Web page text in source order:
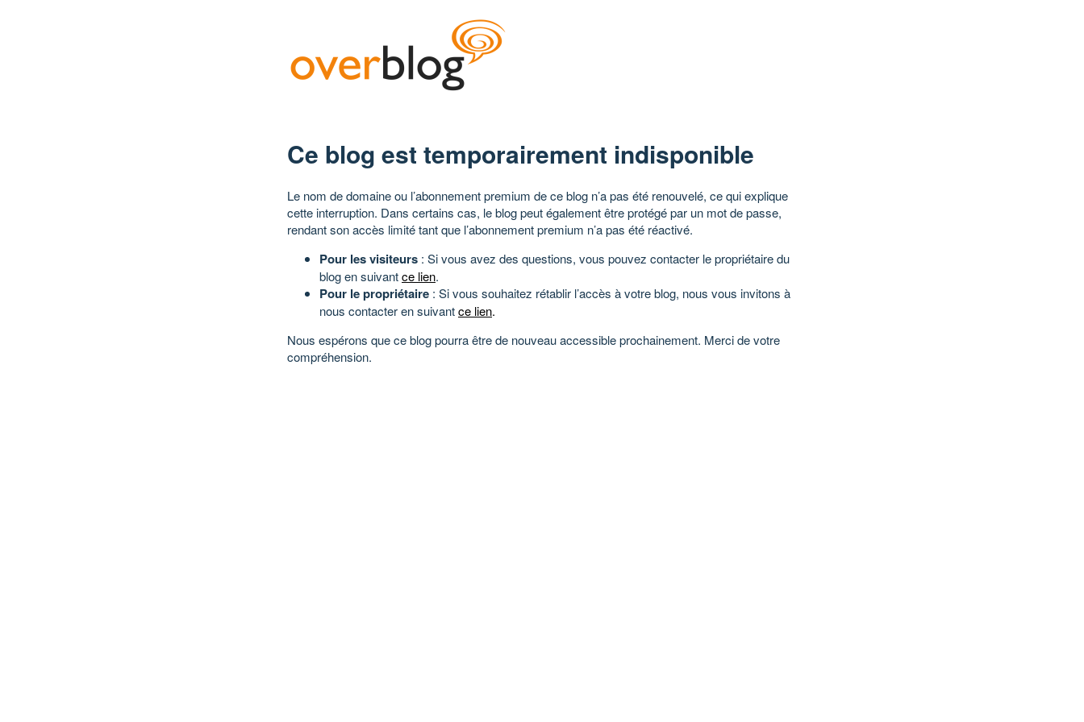
Ce blog est temporairement indisponible
Le nom de domaine ou l’abonnement premium de ce blog n’a pas été renouvelé, ce qui explique
cette interruption. Dans certains cas, le blog peut également être protégé par un mot de passe,
rendant son accès limité tant que l’abonnement premium n’a pas été réactivé.
Pour les visiteurs : Si vous avez des questions, vous pouvez contacter le propriétaire du
blog en suivantce lien.
Pour le propriétaire : Si vous souhaitez rétablir l’accès à votre blog, nous vous invitons à
nous contacter en suivantce lien.
Nous espérons que ce blog pourra être de nouveau accessible prochainement. Merci de votre
compréhension.